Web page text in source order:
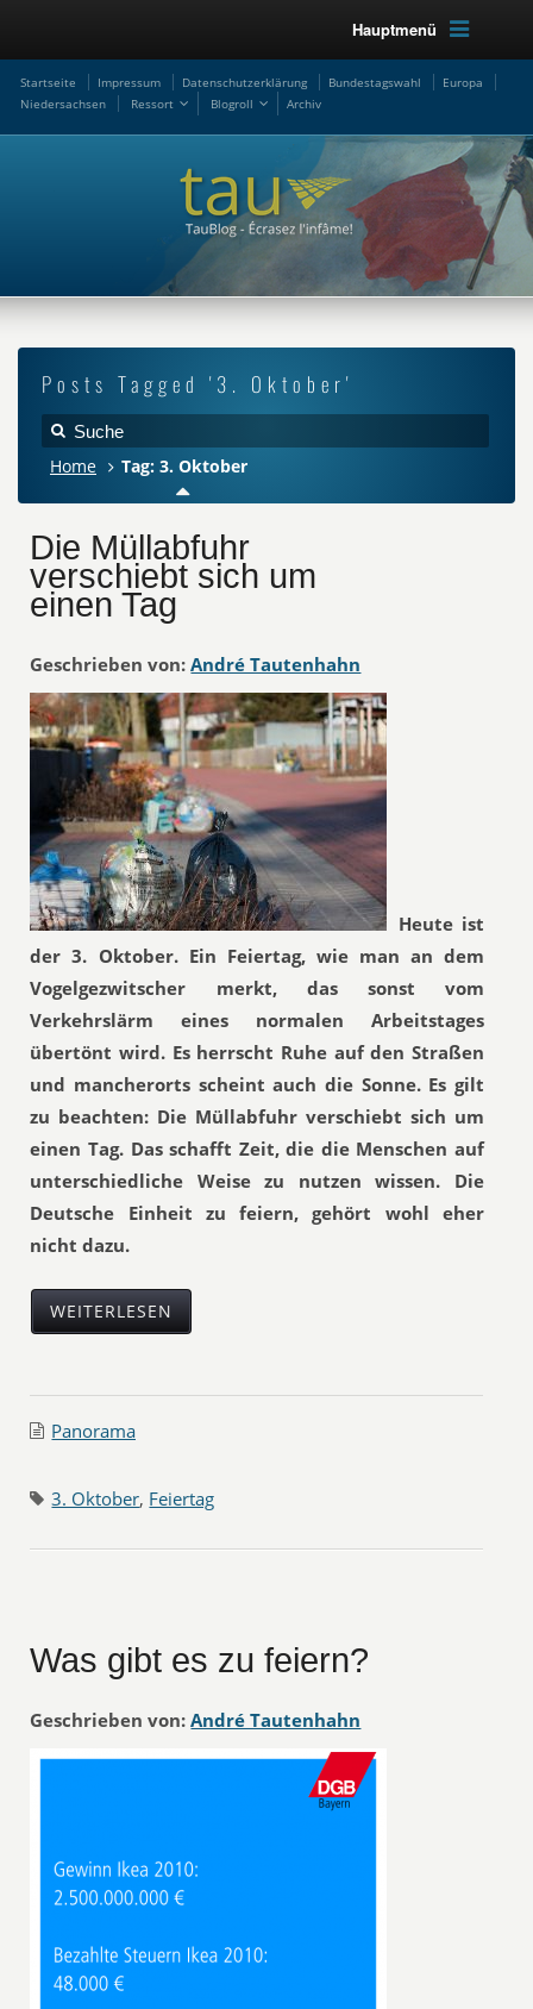
Hauptmenü
Startseite Impressum Datenschutzerklärung Bundestagswahl
Europa
Niedersachsen
Ressort Blogroll Archiv
Posts Tagged '3. Oktober'
Home Tag: 3. Oktober
Die Müllabfuhr
verschiebt sich um
einen Tag
Geschrieben von: André Tautenhahn
Heute ist
der 3. Oktober. Ein Feiertag, wie man an dem
Vogelgezwitscher merkt, das sonst vom
Verkehrslärm eines normalen Arbeitstages
übertönt wird. Es herrscht Ruhe auf den Straßen
und mancherorts scheint auch die Sonne. Es gilt
zu beachten: Die Müllabfuhr verschiebt sich um
einen Tag. Das schafft Zeit, die die Menschen auf
unterschiedliche Weise zu nutzen wissen. Die
Deutsche Einheit zu feiern, gehört wohl eher
nicht dazu.
WEITERLESEN
Panorama
3. Oktober, Feiertag
Was gibt es zu feiern?
Geschrieben von: André Tautenhahn